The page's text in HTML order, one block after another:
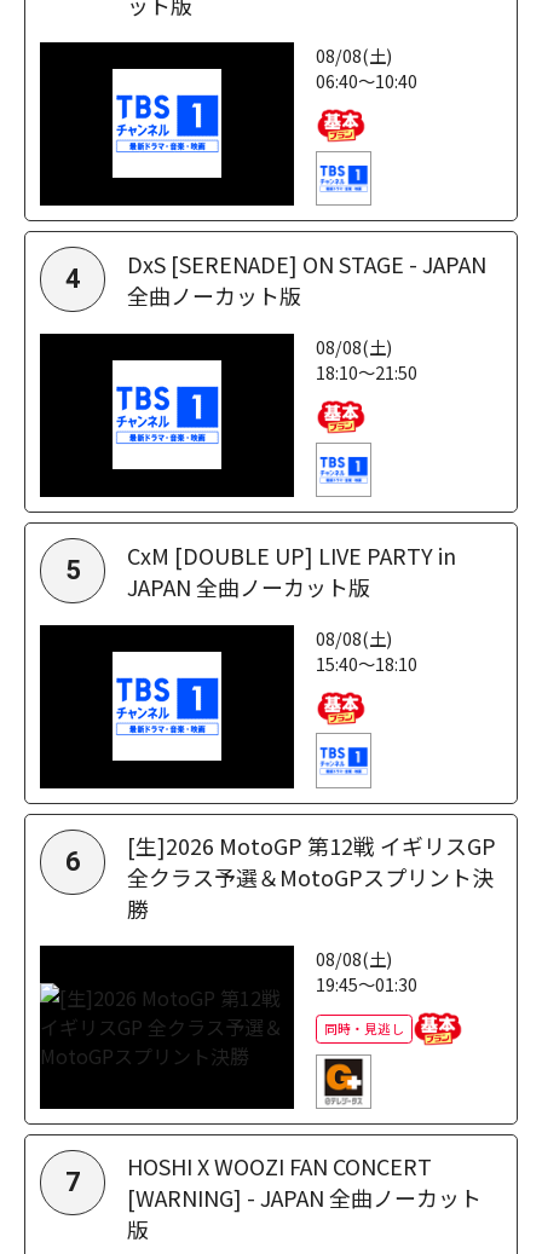
08/08(土)
06:40～10:40
4
DxS [SERENADE] ON STAGE - JAPAN
全曲ノーカット版
08/08(土)
18:10～21:50
5
CxM [DOUBLE UP] LIVE PARTY in
JAPAN 全曲ノーカット版
08/08(土)
15:40～18:10
6
[生]2026 MotoGP 第12戦 イギリスGP
全クラス予選＆MotoGPスプリント決
勝
08/08(土)
19:45～01:30
同時・見逃し
7
HOSHI X WOOZI FAN CONCERT
[WARNING] - JAPAN 全曲ノーカット
版